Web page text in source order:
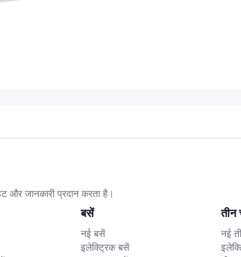
और जानकारी प्रदान करता है।
बसें
नई बसें
इलेक्ट्रिक बसें
तीन
नई